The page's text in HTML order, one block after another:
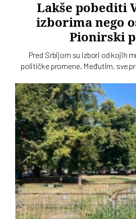
Lakše pobediti
izborima nego
Pionirski
Pred Srbijom su izbori od kojih
političke promene. Međutim, sve
„Ćacilend” još uvek